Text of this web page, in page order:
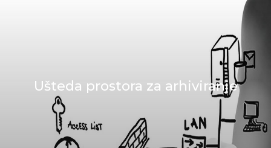
Ušteda prostora za arhiviranje